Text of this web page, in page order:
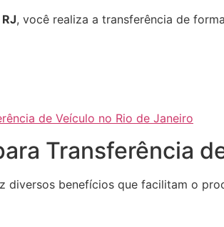
, você realiza a transferência de
de Veículo no Rio de Janeiro
Transferência
diversos benefícios que facilitam o